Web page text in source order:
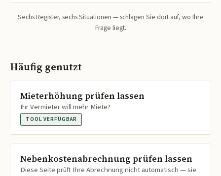
Sechs Register, sechs Situationen — schlagen Sie dort auf, wo Ihre
Frage liegt.
Häufig genutzt
Mieterhöhung prüfen lassen
Ihr Vermieter will mehr Miete?
TOOL VERFÜGBAR
Nebenkostenabrechnung prüfen lassen
Diese Seite prüft Ihre Abrechnung nicht automatisch — sie